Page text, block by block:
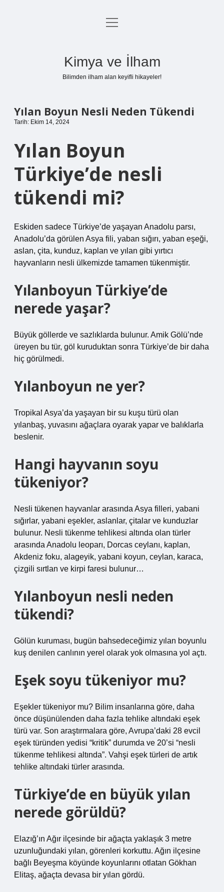
Anasayfa
menüyü
Kimya ve İlham
Bilimden ilham alan keyifli hikayeler!
Yılan Boyun Nesli Neden Tükendi
Tarih: Ekim 14, 2024
Yılan Boyun
Türkiye’de nesli
tükendi mi?
Eskiden sadece Türkiye’de yaşayan Anadolu parsı,
Anadolu’da görülen Asya fili, yaban sığırı, yaban eşeği,
aslan, çita, kunduz, kaplan ve yılan gibi yırtıcı
hayvanların nesli ülkemizde tamamen tükenmiştir.
Yılanboyun Türkiye’de
nerede yaşar?
Büyük göllerde ve sazlıklarda bulunur. Amik Gölü’nde
üreyen bu tür, göl kuruduktan sonra Türkiye’de bir daha
hiç görülmedi.
Yılanboyun ne yer?
Tropikal Asya’da yaşayan bir su kuşu türü olan
yılanbaş, yuvasını ağaçlara oyarak yapar ve balıklarla
beslenir.
Hangi hayvanın soyu
tükeniyor?
Nesli tükenen hayvanlar arasında Asya filleri, yabani
sığırlar, yabani eşekler, aslanlar, çitalar ve kunduzlar
bulunur. Nesli tükenme tehlikesi altında olan türler
arasında Anadolu leoparı, Dorcas ceylanı, kaplan,
Akdeniz foku, alageyik, yabani koyun, ceylan, karaca,
çizgili sırtlan ve kirpi faresi bulunur…
Yılanboyun nesli neden
tükendi?
Gölün kuruması, bugün bahsedeceğimiz yılan boyunlu
kuş denilen canlının yerel olarak yok olmasına yol açtı.
Eşek soyu tükeniyor mu?
Eşekler tükeniyor mu? Bilim insanlarına göre, daha
önce düşünülenden daha fazla tehlike altındaki eşek
türü var. Son araştırmalara göre, Avrupa’daki 28 evcil
eşek türünden yedisi “kritik” durumda ve 20’si “nesli
tükenme tehlikesi altında”. Vahşi eşek türleri de artık
tehlike altındaki türler arasında.
Türkiye’de en büyük yılan
nerede görüldü?
Elazığ’ın Ağır ilçesinde bir ağaçta yaklaşık 3 metre
uzunluğundaki yılan, görenleri korkuttu. Ağın ilçesine
bağlı Beyeşma köyünde koyunlarını otlatan Gökhan
Elitaş, ağaçta devasa bir yılan gördü.